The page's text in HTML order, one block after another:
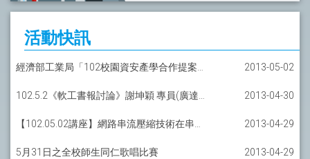
活動快訊
2013-05-02
2013-04-30
2013-04-29
5月31日之全校師生同仁歌唱比賽 2013-04-29